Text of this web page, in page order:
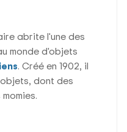
abrite l'une des
monde d'objets
. Créé en 1902, il
dont des